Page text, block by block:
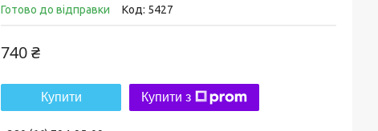
Готово до відправки Код: 5427
740 ₴
Купити Купити з